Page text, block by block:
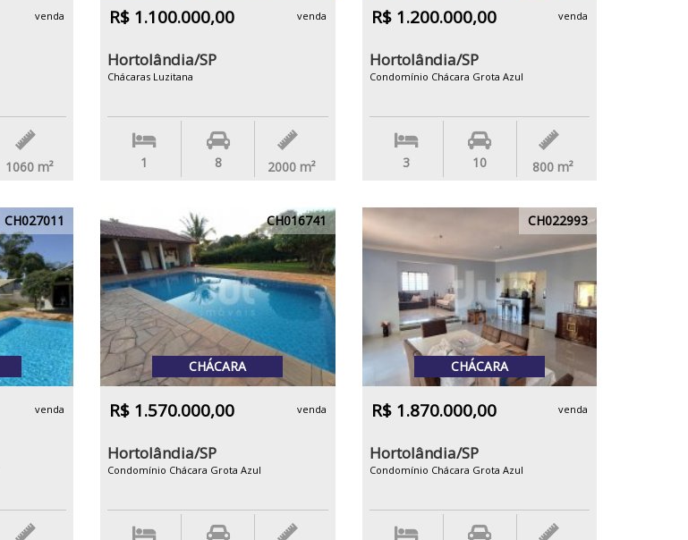
venda
1060 m²
R$ 1.100.000,00 venda
Hortolândia/SP
Chácaras Luzitana
1 8 2000 m²
R$ 1.200.000,00 venda
Hortolândia/SP
Condomínio Chácara Grota Azul
3 10 800 m²
CH027011
venda
CH016741
CHÁCARA
R$ 1.570.000,00 venda
Hortolândia/SP
Condomínio Chácara Grota Azul
CH022993
CHÁCARA
R$ 1.870.000,00 venda
Hortolândia/SP
Condomínio Chácara Grota Azul